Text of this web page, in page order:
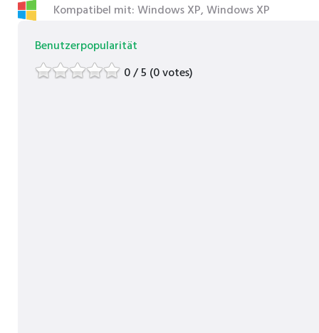
Kompatibel mit: Windows XP, Windows XP
Benutzerpopularität
0 / 5 (0 votes)